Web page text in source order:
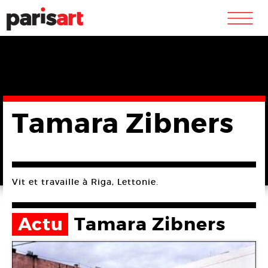
m
Tamara Zibners
Vit et travaille à Riga, Lettonie.
Actu Tamara Zibners